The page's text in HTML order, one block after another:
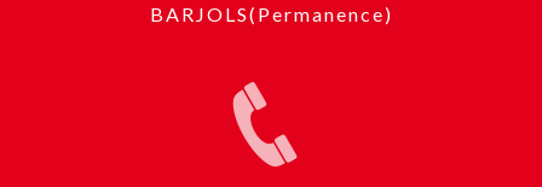
BARJOLS(Permanence)